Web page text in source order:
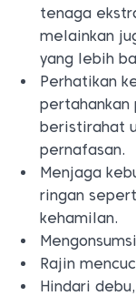
tenaga
melainkan
yang lebih
Perhatikan
beristirahat
pernafasan.
Menjaga
ringan
kehamilan.
Rajin
Hindari